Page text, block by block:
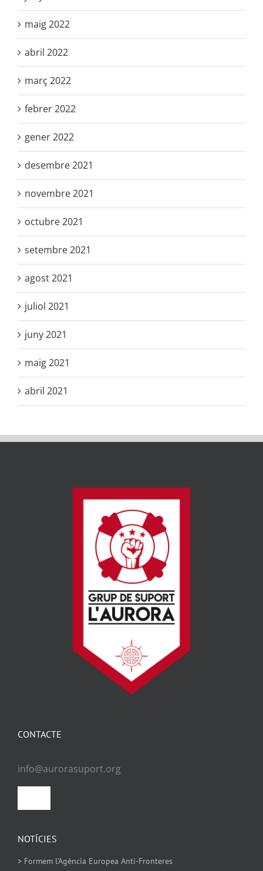
maig 2022
abril 2022
març 2022
febrer 2022
gener 2022
desembre 2021
novembre 2021
octubre 2021
setembre 2021
agost 2021
juliol 2021
juny 2021
maig 2021
abril 2021
NOTÍCIES
> Formem l’Agència Europea Anti-Fronteres
CONTACTE
info@aurorasuport.org
Política de Cookies